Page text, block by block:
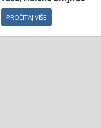
PROČITAJ VIŠE